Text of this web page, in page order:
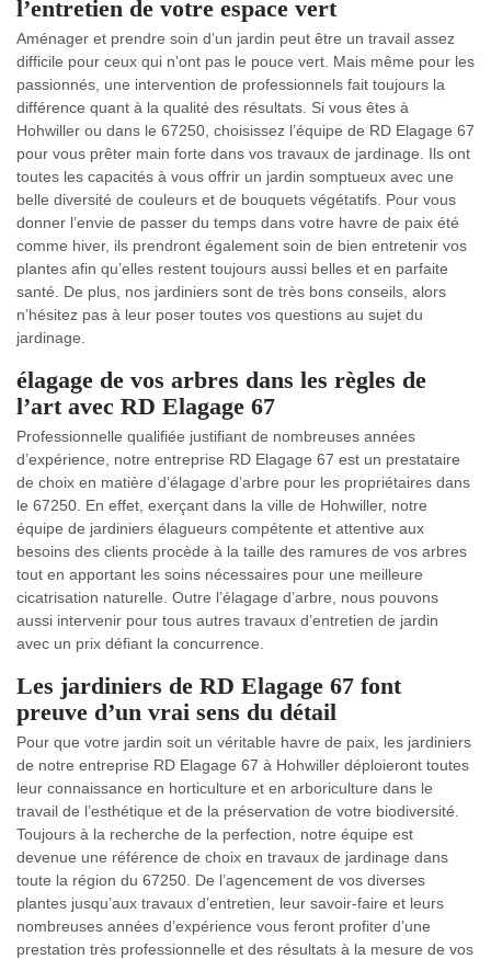
l’entretien de votre espace vert
Aménager et prendre soin d’un jardin peut être un travail assez
difficile pour ceux qui n’ont pas le pouce vert. Mais même pour les
passionnés, une intervention de professionnels fait toujours la
différence quant à la qualité des résultats. Si vous êtes à
Hohwiller ou dans le 67250, choisissez l’équipe de RD Elagage 67
pour vous prêter main forte dans vos travaux de jardinage. Ils ont
toutes les capacités à vous offrir un jardin somptueux avec une
belle diversité de couleurs et de bouquets végétatifs. Pour vous
donner l’envie de passer du temps dans votre havre de paix été
comme hiver, ils prendront également soin de bien entretenir vos
plantes afin qu’elles restent toujours aussi belles et en parfaite
santé. De plus, nos jardiniers sont de très bons conseils, alors
n’hésitez pas à leur poser toutes vos questions au sujet du
jardinage.
élagage de vos arbres dans les règles de
l’art avec RD Elagage 67
Professionnelle qualifiée justifiant de nombreuses années
d’expérience, notre entreprise RD Elagage 67 est un prestataire
de choix en matière d’élagage d’arbre pour les propriétaires dans
le 67250. En effet, exerçant dans la ville de Hohwiller, notre
équipe de jardiniers élagueurs compétente et attentive aux
besoins des clients procède à la taille des ramures de vos arbres
tout en apportant les soins nécessaires pour une meilleure
cicatrisation naturelle. Outre l’élagage d’arbre, nous pouvons
aussi intervenir pour tous autres travaux d’entretien de jardin
avec un prix défiant la concurrence.
Les jardiniers de RD Elagage 67 font
preuve d’un vrai sens du détail
Pour que votre jardin soit un véritable havre de paix, les jardiniers
de notre entreprise RD Elagage 67 à Hohwiller déploieront toutes
leur connaissance en horticulture et en arboriculture dans le
travail de l’esthétique et de la préservation de votre biodiversité.
Toujours à la recherche de la perfection, notre équipe est
devenue une référence de choix en travaux de jardinage dans
toute la région du 67250. De l’agencement de vos diverses
plantes jusqu’aux travaux d’entretien, leur savoir-faire et leurs
nombreuses années d’expérience vous feront profiter d’une
prestation très professionnelle et des résultats à la mesure de vos